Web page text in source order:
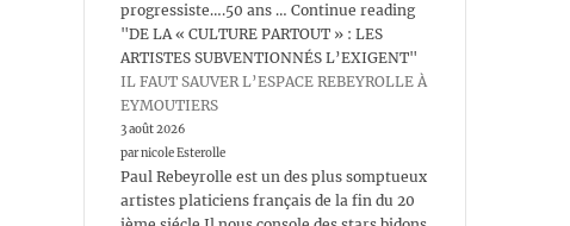
progressiste….50 ans … Continue reading
"DE LA « CULTURE PARTOUT » : LES
ARTISTES SUBVENTIONNÉS L’EXIGENT"
IL FAUT SAUVER L’ESPACE REBEYROLLE À
EYMOUTIERS
3 août 2026
par nicole Esterolle
Paul Rebeyrolle est un des plus somptueux
artistes platiciens français de la fin du 20